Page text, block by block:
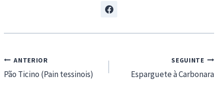
Navegação
de
ANTERIOR
Pão Ticino (Pain tessinois)
SEGUINTE
Esparguete à Carbonara